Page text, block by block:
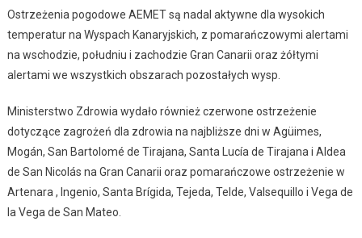
Ostrzeżenia pogodowe AEMET są nadal aktywne dla wysokich
temperatur na Wyspach Kanaryjskich, z pomarańczowymi alertami
na wschodzie, południu i zachodzie Gran Canarii oraz żółtymi
alertami we wszystkich obszarach pozostałych wysp.
Ministerstwo Zdrowia wydało również czerwone ostrzeżenie
dotyczące zagrożeń dla zdrowia na najbliższe dni w Agüimes,
Mogán, San Bartolomé de Tirajana, Santa Lucía de Tirajana i Aldea
de San Nicolás na Gran Canarii oraz pomarańczowe ostrzeżenie w
Artenara , Ingenio, Santa Brígida, Tejeda, Telde, Valsequillo i Vega de
la Vega de San Mateo.